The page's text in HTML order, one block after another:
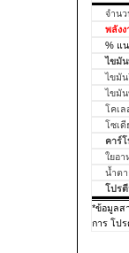
จำน
พลัง
% แ
ไขมั
ไขมัน
ไขมัน
โคเล
โซเดี
คาร์
ใยอา
น้ำตา
โปร
*ข้อมูลส
การ โป